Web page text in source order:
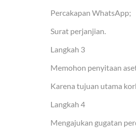
Percakapan WhatsApp;
Surat perjanjian.
Langkah 3
Memohon penyitaan
Karena tujuan utama
Langkah 4
Mengajukan gugatan